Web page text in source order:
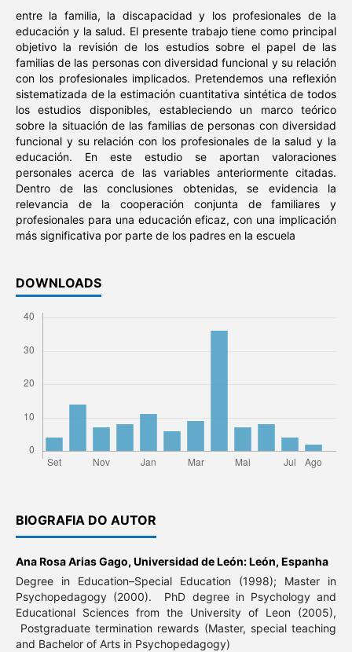
entre la familia, la discapacidad y los profesionales de la
educación y la salud. El presente trabajo tiene como principal
objetivo la revisión de los estudios sobre el papel de las
familias de las personas con diversidad funcional y su relación
con los profesionales implicados. Pretendemos una reflexión
sistematizada de la estimación cuantitativa sintética de todos
los estudios disponibles, estableciendo un marco teórico
sobre la situación de las familias de personas con diversidad
funcional y su relación con los profesionales de la salud y la
educación. En este estudio se aportan valoraciones
personales acerca de las variables anteriormente citadas.
Dentro de las conclusiones obtenidas, se evidencia la
relevancia de la cooperación conjunta de familiares y
profesionales para una educación eficaz, con una implicación
más significativa por parte de los padres en la escuela
DOWNLOADS
BIOGRAFIA DO AUTOR
Ana Rosa Arias Gago, Universidad de León: León, Espanha
Degree in Education–Special Education (1998); Master in
Psychopedagogy (2000). PhD degree in Psychology and
Educational Sciences from the University of Leon (2005),
Postgraduate termination rewards (Master, special teaching
and Bachelor of Arts in Psychopedagogy)